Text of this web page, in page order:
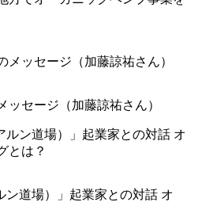
ッセージ（加藤諒祐さん）
ン道場）」起業家との対話 オ